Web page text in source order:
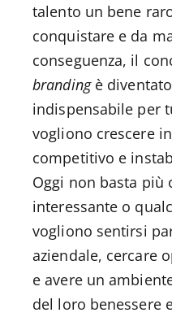
talento un bene
conquistare e da
conseguenza, il
brandingè
indispensabile per
vogliono crescere
competitivo e
Oggi non basta
interessante o
vogliono sentirsi
aziendale, cercare
e avere un
del loro benessere